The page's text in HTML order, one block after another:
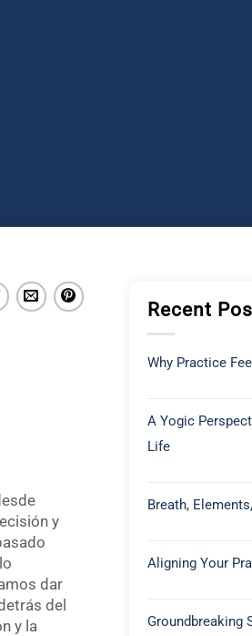
y
dar
del
y la
Recent
Why Practice
A Yogic
Life
Breath,
Aligning Your
Groundbreaking